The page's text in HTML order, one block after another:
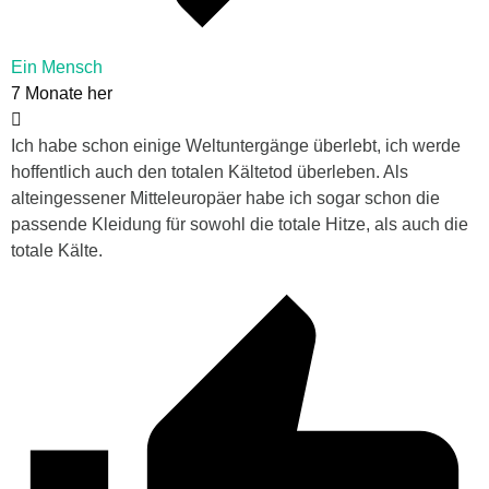
Ein Mensch
7 Monate her
Ich habe schon einige Weltuntergänge überlebt, ich werde
hoffentlich auch den totalen Kältetod überleben. Als
alteingessener Mitteleuropäer habe ich sogar schon die
passende Kleidung für sowohl die totale Hitze, als auch die
totale Kälte.